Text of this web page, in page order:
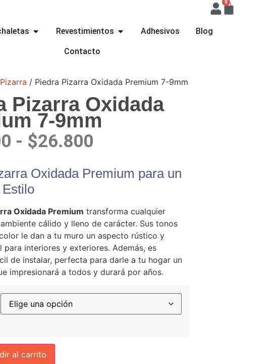
0
Revestimientos Adhesivos Blog
Contacto
/ Piedra Pizarra Oxidada Premium 7-9mm
Pizarra Oxidada
7-9mm
- $26.800
Oxidada Premium para un
Oxidada Premium transforma cualquier
cálido y lleno de carácter. Sus tonos
le dan a tu muro un aspecto rústico y
para interiores y exteriores. Además, es
de instalar, perfecta para darle a tu hogar un
impresionará a todos y durará por años.
al carrito